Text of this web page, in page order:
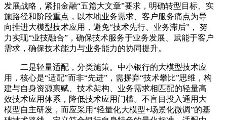
发展战略，紧扣金融“五篇大文章”要求，明确转型目标、实
施路径和阶段重点，以本地业务需求、客户服务痛点为导
向推进大模型技术应用，避免“技术先行、业务滞后”， 努
力实现“业技融合”，确保技术服务于业务发展、赋能于客户
需求，确保技术能力与业务能力的协同提升。
二是轻量适配，分类施策。中小银行的大模型技术应
用，核心是“适配”而非“先进”，需摒弃“技术攀比”思维，构
建与自身资源禀赋、技术架构、业务需求相匹配的轻量高
效技术应用体系，降低技术应用门槛。不盲目投入通用大
模型自主研发，而应采用“轻量化大模型+场景化微调”的基